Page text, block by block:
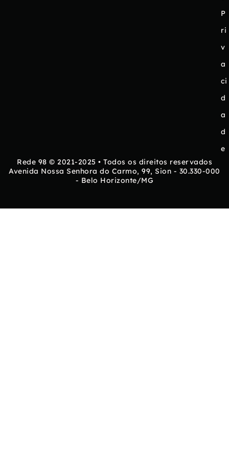
P
ri
v
a
ci
d
a
d
e
Rede 98 © 2021-2025 • Todos os direitos reservados
Avenida Nossa Senhora do Carmo, 99, Sion - 30.330-000
- Belo Horizonte/MG